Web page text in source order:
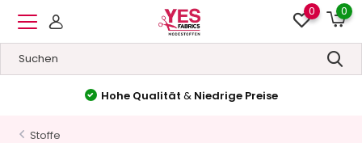
0 0
Hohe Qualität & Niedrige Preise
Stoffe